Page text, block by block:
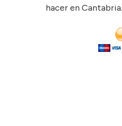
hacer en Cantabria.